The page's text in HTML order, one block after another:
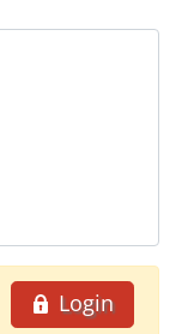
Login